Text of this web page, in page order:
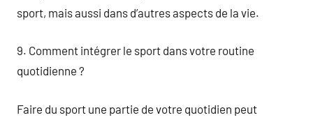
sport, mais aussi dans d’autres aspects de la vie.
9. Comment intégrer le sport dans votre routine
quotidienne ?
Faire du sport une partie de votre quotidien peut